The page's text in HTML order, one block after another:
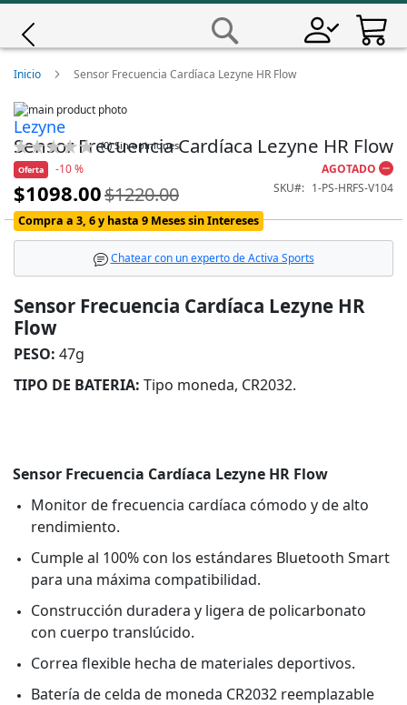
Saltar
Contenido
Inicio Sensor Frecuencia Cardíaca Lezyne HR Flow
Skip
to
the
end
of
the
images
gallery
Skip
to
the
beginning
of
the
images
gallery
Lezyne
Sensor Frecuencia Cardíaca Lezyne HR Flow
Calificación:
0
% of100
(0)Sin opiniones
Oferta -10 %
Precio
Especial
$1098.00$1220.00
AGOTADO
SKU
1-PS-HRFS-V104
Compra a 3, 6 y hasta 9 Meses sin Intereses
Chatear con un experto de Activa Sports
Sensor Frecuencia Cardíaca Lezyne HR
Flow
PESO: 47g
TIPO DE BATERIA: Tipo moneda, CR2032.
Sensor Frecuencia Cardíaca Lezyne HR Flow
Monitor de frecuencia cardíaca cómodo y de alto
rendimiento.
Cumple al 100% con los estándares Bluetooth Smart
para una máxima compatibilidad.
Construcción duradera y ligera de policarbonato
con cuerpo translúcido.
Correa flexible hecha de materiales deportivos.
Batería de celda de moneda CR2032 reemplazable
Giro
Iscali
Magene
MET